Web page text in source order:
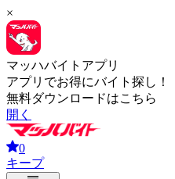
×
マッハバイトアプリ
アプリでお得にバイト探し！
無料ダウンロードはこちら
開く
0
キープ